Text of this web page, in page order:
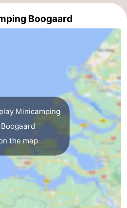
Boogaard
Minicamping
Boogaard
the map